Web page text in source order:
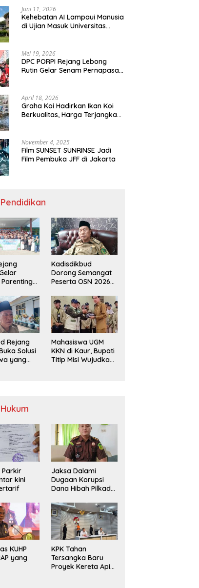
Juni 11, 2026
Kehebatan AI Lampaui Manusia
di Ujian Masuk Universitas
Mei 19, 2026
DPC PORPI Rejang Lebong
Rutin Gelar Senam Pernapasan
April 18, 2026
Graha Koi Hadirkan Ikan Koi
Berkualitas, Harga Terjangkau
November 4, 2025
Film SUNSET SUNRINSE Jadi
Film Pembuka JFF di Jakarta
Patut
Kadisdikbud
Dorong Semangat
Peserta OSN 2026
Rejang
Solusi
yang
Mahasiswa UGM
KKN di Kaur, Bupati
Titip Misi Wujudkan
Parkir
kini
Jaksa Dalami
Dugaan Korupsi
Dana Hibah Pilkada
Kaur
KUHP
yang
KPK Tahan
Tersangka Baru
Proyek Kereta Api